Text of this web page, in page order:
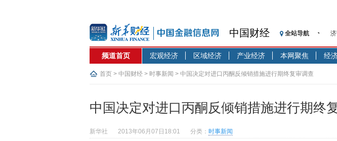
中国财经 全站导航
频道首页 宏观经济 区域经济 产业经济 本网聚焦 经
首页 > 中国财经 > 时事新闻 > 中国决定对进口丙酮反倾销措施进行期终复审调查
中国决定对进口丙酮反倾销措施进行期终
新华社 2013年06月07日18:01 分类： 时事新闻